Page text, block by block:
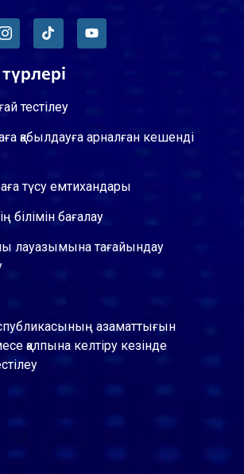
тестілеу
қабылдауға арналған кешенді
түсу емтихандары
білімін бағалау
лауазымына тағайындау
азаматтығын
қалпына келтіру кезінде